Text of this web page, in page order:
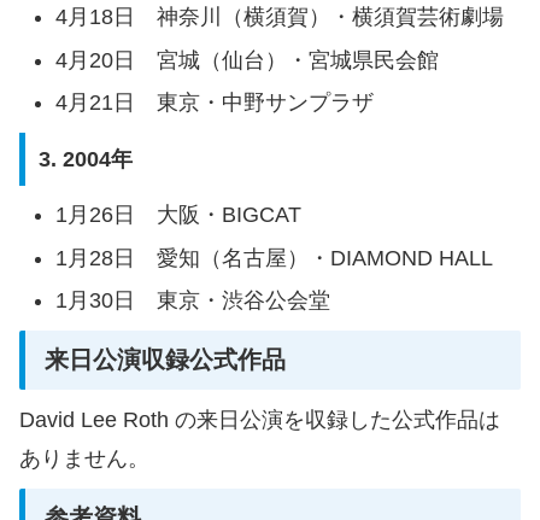
4月18日 神奈川（横須賀）・横須賀芸術劇場
4月20日 宮城（仙台）・宮城県民会館
4月21日 東京・中野サンプラザ
3. 2004年
1月26日 大阪・BIGCAT
1月28日 愛知（名古屋）・DIAMOND HALL
1月30日 東京・渋谷公会堂
来日公演収録公式作品
David Lee Roth の来日公演を収録した公式作品は
ありません。